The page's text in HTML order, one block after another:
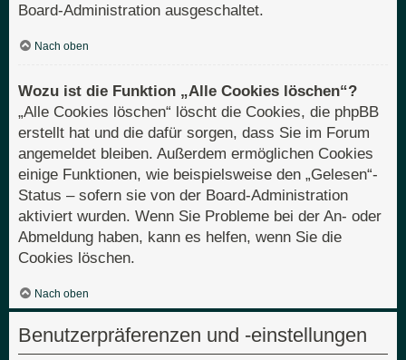
Board-Administration ausgeschaltet.
Nach oben
Wozu ist die Funktion „Alle Cookies löschen“?
„Alle Cookies löschen“ löscht die Cookies, die phpBB
erstellt hat und die dafür sorgen, dass Sie im Forum
angemeldet bleiben. Außerdem ermöglichen Cookies
einige Funktionen, wie beispielsweise den „Gelesen“-
Status – sofern sie von der Board-Administration
aktiviert wurden. Wenn Sie Probleme bei der An- oder
Abmeldung haben, kann es helfen, wenn Sie die
Cookies löschen.
Nach oben
Benutzerpräferenzen und -einstellungen